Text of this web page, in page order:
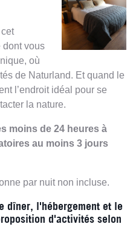
dont vous
où
de Naturland. Et quand le
l’endroit idéal pour se
la nature.
moins de 24 heures à
au moins 3 jours
par nuit non incluse.
dîner, l'hébergement et le
d'activités selon